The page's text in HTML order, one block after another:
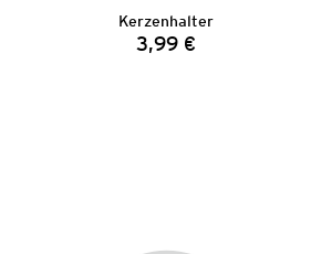
Kerzenhalter
Preis:
3,99 €